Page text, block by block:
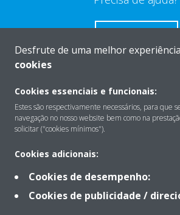
Sobre
Soluções
Contacto
Desfrute de uma melhor
cookies
Cookies essenciais e funcionais:
Estes são respectivamente necessários, para que
navegação no nosso website bem como na
solicitar ("cookies mínimos").
Cookies adicionais:
Cookies de desempenho:
Cookies de publicidade /